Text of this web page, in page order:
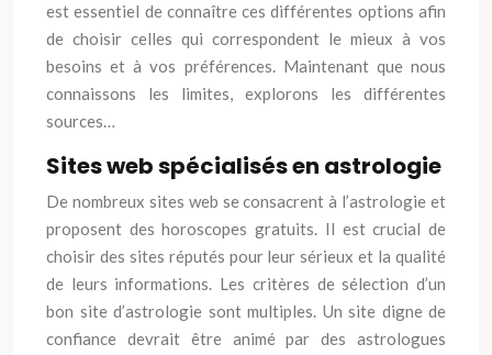
est essentiel de connaître ces différentes options afin
de choisir celles qui correspondent le mieux à vos
besoins et à vos préférences. Maintenant que nous
connaissons les limites, explorons les différentes
sources…
Sites web spécialisés en astrologie
De nombreux sites web se consacrent à l’astrologie et
proposent des horoscopes gratuits. Il est crucial de
choisir des sites réputés pour leur sérieux et la qualité
de leurs informations. Les critères de sélection d’un
bon site d’astrologie sont multiples. Un site digne de
confiance devrait être animé par des astrologues